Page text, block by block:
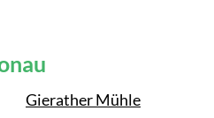
Gierather Mühle